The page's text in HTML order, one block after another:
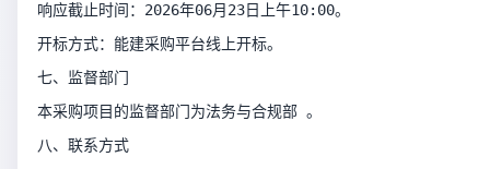
响应截止时间：2026年06月23日上午10:00。
开标方式：能建采购平台线上开标。
七、监督部门
本采购项目的监督部门为法务与合规部 。
八、联系方式